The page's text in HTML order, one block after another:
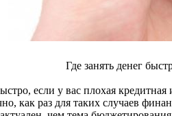
Где занять денег
если у вас плохая
как раз для таких случаев